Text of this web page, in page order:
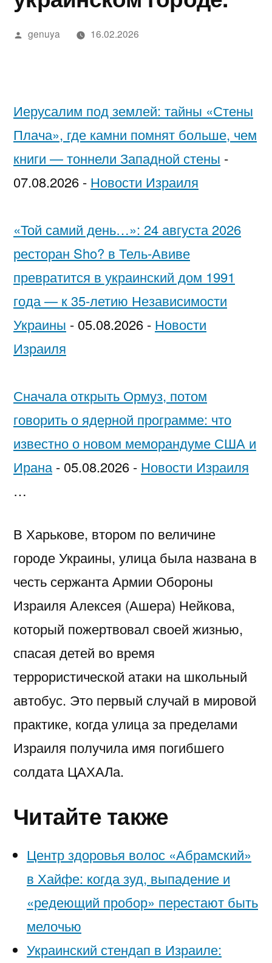
נחש
—
בהלם
וכיצד
להגן
על
2025in
Low-
Key
Trying
to
Each
Other
בדיקה
в
Google»
מידע,
מודעות
Написано
genuya 16.02.2026
Иерусалим под землей: тайны «Стены
Плача», где камни помнят больше, чем
книги — тоннели Западной стены -
07.08.2026 - Новости Израиля
«Той самий день…»: 24 августа 2026
ресторан Sho? в Тель-Авиве
превратится в украинский дом 1991
года — к 35-летию Независимости
Украины - 05.08.2026 - Новости
Израиля
Сначала открыть Ормуз, потом
говорить о ядерной программе: что
известно о новом меморандуме США и
Ирана - 05.08.2026 - Новости Израиля
…
В Харькове, втором по величине
городе Украины, улица была названа в
честь сержанта Армии Обороны
Израиля Алексея (Ашера) Нейкова,
который пожертвовал своей жизнью,
спасая детей во время
террористической атаки на школьный
автобус. Это первый случай в мировой
практике, когда улица за пределами
Израиля получила имя погибшего
солдата ЦАХАЛа.
Читайте также
Центр здоровья волос «Абрaмский»
в Хайфе: когда зуд, выпадение и
«редеющий пробор» перестают быть
мелочью
Украинский стендап в Израиле: